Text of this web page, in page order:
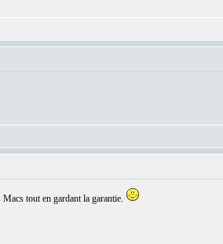
tout en gardant la garantie.